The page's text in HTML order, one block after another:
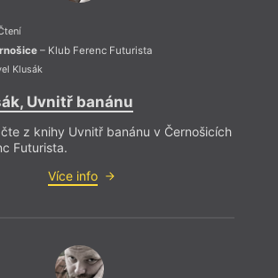
– Klub Ferenc Futurista
Klusák
Uvnitř banánu
z knihy Uvnitř banánu v Černošicích
Futurista.
Více info